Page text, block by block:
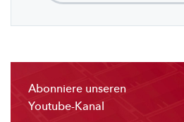
Abonniere unseren
Youtube-Kanal